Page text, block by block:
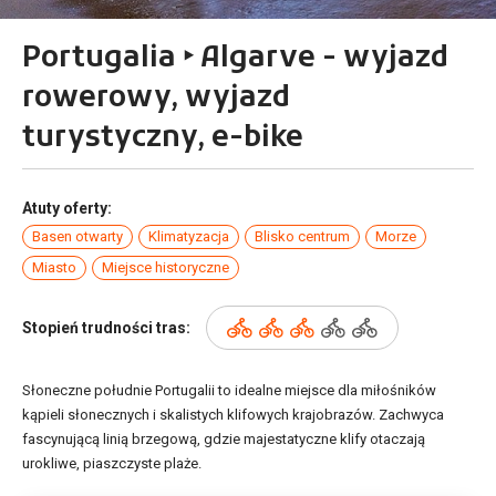
Portugalia ‣ Algarve - wyjazd
rowerowy, wyjazd
turystyczny, e-bike
Atuty oferty:
Basen otwarty Klimatyzacja Blisko centrum
Morze
Miasto
Miejsce historyczne
Stopień trudności tras:
Słoneczne południe Portugalii to idealne miejsce dla miłośników
kąpieli słonecznych i skalistych klifowych krajobrazów. Zachwyca
fascynującą linią brzegową, gdzie majestatyczne klify otaczają
urokliwe, piaszczyste plaże.